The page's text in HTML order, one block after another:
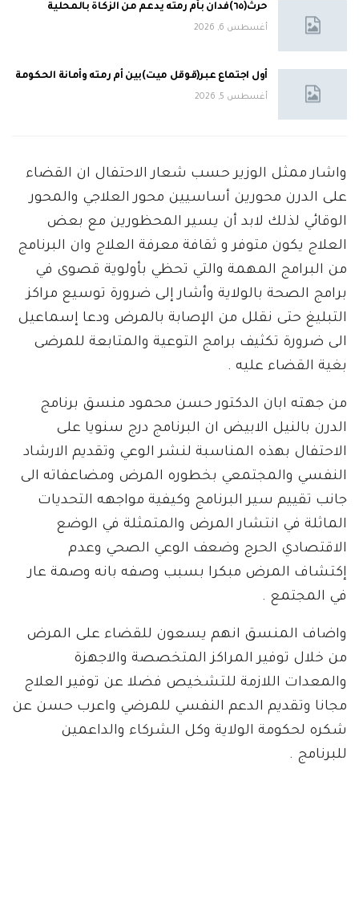
حرث(٦٥)فدان بأم رمته يدعم من الزكاة بالمحلية
أغسطس 6, 2026
أول اجتماع عبر(قوقل ميت)بين أم رمته وأمانة الحكومة
أغسطس 5, 2026
واشار ممثل الوزير حسب شعار الاحتفال ان القضاء
على الدرن محورين أساسيين محور العلاجي والمحور
الوقائي لذلك لابد أن يسير المحظورين مع بعض
العلاج يكون متوفر و ثقافة معرفة العلاج وان البرنامج
من البرامج المهمة والتي تحظي بأولوية قصوى في
برامج الصحة بالولاية وأشار إلى ضرورة توسيع مراكز
التبليغ حتى نقلل من الإصابة بالمرض ودعا إسماعيل
الى ضرورة تكثيف برامج التوعية والمتابعة للمرضى
بغية القضاء عليه .
من جهته ابان الدكتور حسن محمود منسق برنامج
الدرن بالنيل الابيض ان البرنامج درج سنويا على
الاحتفال بهذه المناسبة لنشر الوعي وتقديم الارشاد
النفسي والمجتمعي بخطوره المرض ومضاعفاته الى
جانب تقييم سير البرنامج وكيفية مواجهه التحديات
الماثلة في انتشار المرض والمتمثلة في الوضع
الاقتصادي الحرج وضعف الوعي الصحي وعدم
إكتشاف المرض مبكرا بسبب وصفه بانه وصمة عار
في المجتمع .
واضاف المنسق انهم يسعون للقضاء على المرض
من خلال توفير المراكز المتخصصة والاجهزة
والمعدات اللازمة للتشخيص فضلا عن توفير العلاج
مجانا وتقديم الدعم النفسي للمرضي واعرب حسن عن
شكره لحكومة الولاية وكل الشركاء والداعمين
للبرنامج .